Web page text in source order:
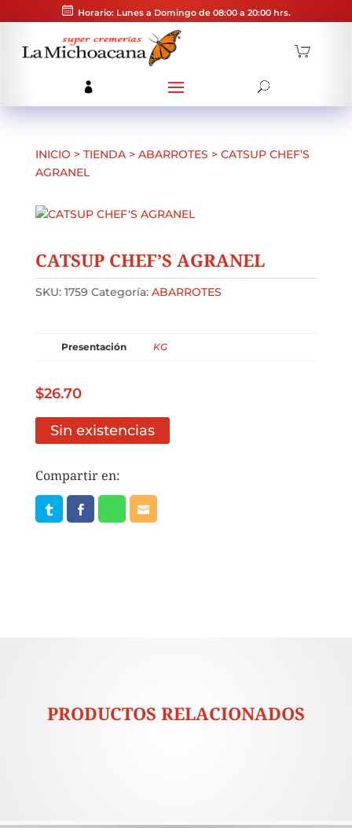
Horario: Lunes a Domingo de 08:00 a 20:00 hrs.
INICIO > TIENDA> ABARROTES > CATSUP CHEF’S
AGRANEL
CATSUP CHEF’S AGRANEL
SKU: 1759 Categoría: ABARROTES
Presentación KG
$26.70
Sin existencias
Compartir en:
PRODUCTOS RELACIONADOS